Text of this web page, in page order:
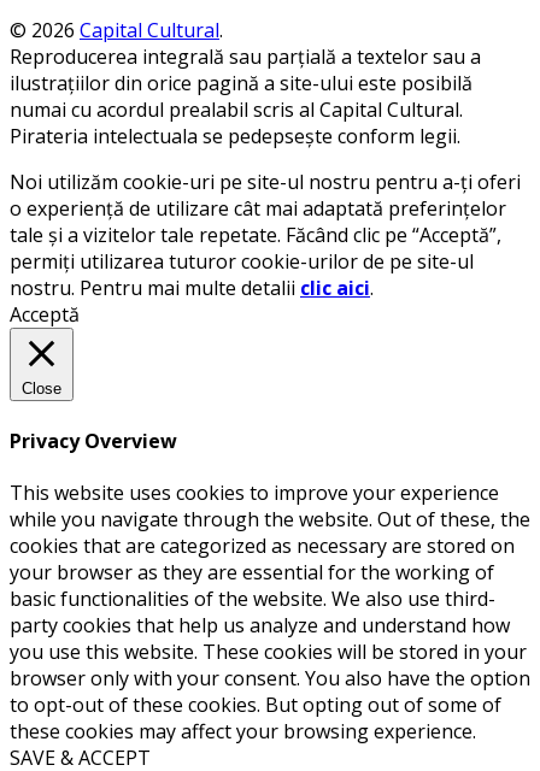
© 2026 Capital Cultural.
Reproducerea integrală sau parțială a textelor sau a
ilustrațiilor din orice pagină a site-ului este posibilă
numai cu acordul prealabil scris al Capital Cultural.
Pirateria intelectuala se pedepsește conform legii.
Noi utilizăm cookie-uri pe site-ul nostru pentru a-ți oferi
o experiență de utilizare cât mai adaptată preferințelor
tale și a vizitelor tale repetate. Făcând clic pe “Acceptă”,
permiți utilizarea tuturor cookie-urilor de pe site-ul
nostru. Pentru mai multe detalii clic aici.
Acceptă
Close
Privacy Overview
This website uses cookies to improve your experience
while you navigate through the website. Out of these, the
cookies that are categorized as necessary are stored on
your browser as they are essential for the working of
basic functionalities of the website. We also use third-
party cookies that help us analyze and understand how
you use this website. These cookies will be stored in your
browser only with your consent. You also have the option
to opt-out of these cookies. But opting out of some of
these cookies may affect your browsing experience.
SAVE & ACCEPT